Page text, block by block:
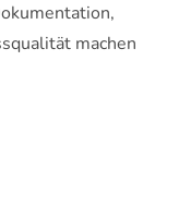
machen